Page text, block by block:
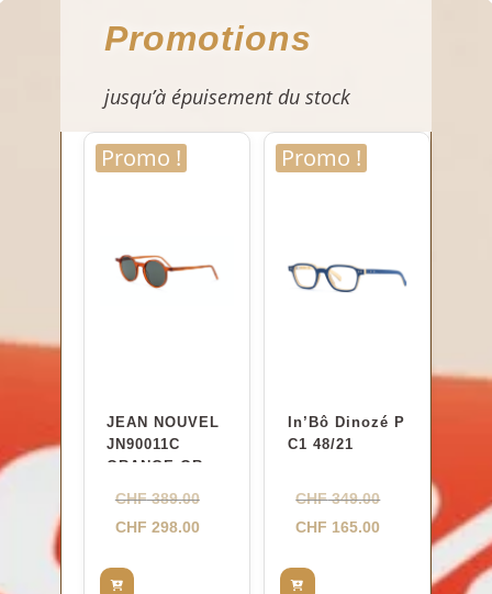
Promotions
jusqu’à épuisement du stock
Promo !
JEAN NOUVEL
JN90011C
ORANGE.ORAN
CHF389.00Le
prix
CHF 298.00Le
Promo !
In’Bô Dinozé P
C1 48/21
CHF349.00Le
CHF 165.00